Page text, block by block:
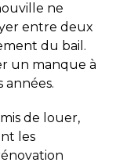
ne
entre deux
du bail.
un manque à
de louer,
les